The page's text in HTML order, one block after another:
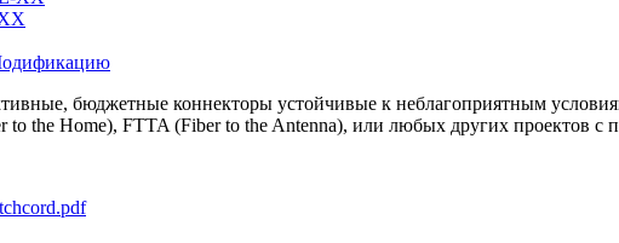
бюджетные коннекторы устойчивые к неблагоприятным
the Home), FTTA (Fiber to the Antenna), или любых других проектов